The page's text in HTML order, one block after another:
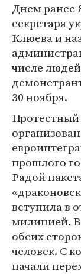
Днем ранее
секретаря
Клюева и
числе
30 ноября.
прошлого
Радой
вступила в
милицией. В
обеих
человек. С
начали